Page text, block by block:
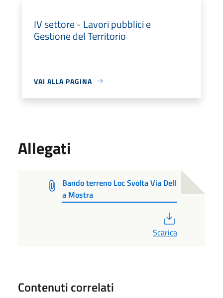
IV settore - Lavori pubblici e
Gestione del Territorio
VAI ALLA PAGINA
Allegati
Bando terreno Loc Svolta Via Dell
a Mostra
Scarica
Contenuti correlati